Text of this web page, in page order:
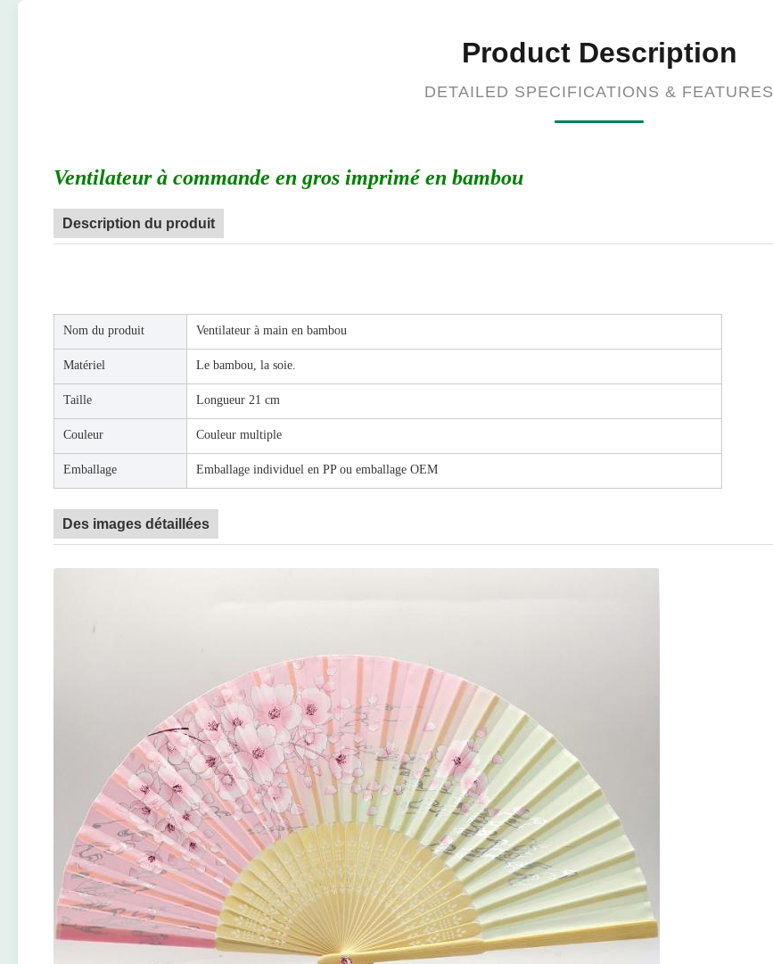
Product Description
DETAILED SPECIFICATIONS & FEATURES
Ventilateur à commande en gros imprimé en bambou
Description du produit
Nom du produit Ventilateur à main en bambou
Matériel Le bambou, la soie.
Taille Longueur 21 cm
Couleur Couleur multiple
Emballage Emballage individuel en PP ou emballage OEM
Des images détaillées